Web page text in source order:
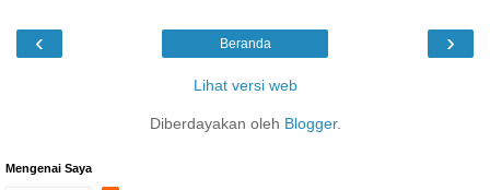
‹ ›
Beranda
Lihat versi web
Diberdayakan oleh Blogger.
Mengenai Saya